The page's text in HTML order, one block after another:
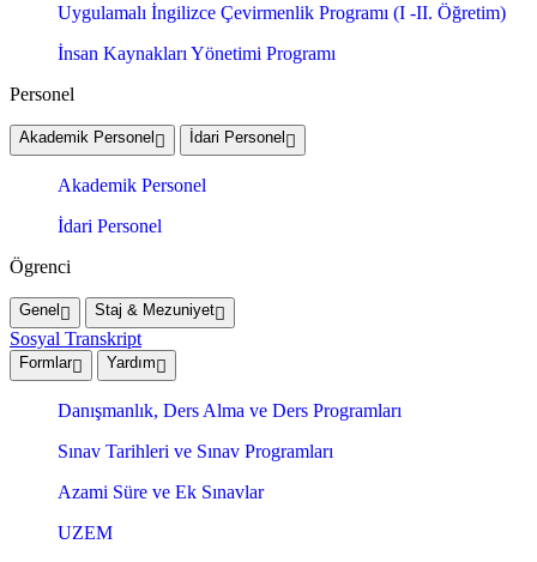
Uygulamalı İngilizce Çevirmenlik Programı (I -II. Öğretim)
İnsan Kaynakları Yönetimi Programı
Personel
Akademik Personel İdari Personel
Akademik Personel
İdari Personel
Ögrenci
Genel Staj & Mezuniyet
Sosyal Transkript
Formlar Yardım
Danışmanlık, Ders Alma ve Ders Programları
Sınav Tarihleri ve Sınav Programları
Azami Süre ve Ek Sınavlar
UZEM